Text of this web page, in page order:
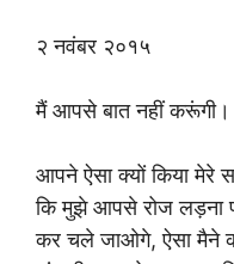
२ नवंबर २०१५
मैं आपसे बात नहीं करूंगी।
आपने ऐसा क्यों किया मेरे
कि मुझे आपसे रोज लड़ना
कर चले जाओगे, ऐसा मैने